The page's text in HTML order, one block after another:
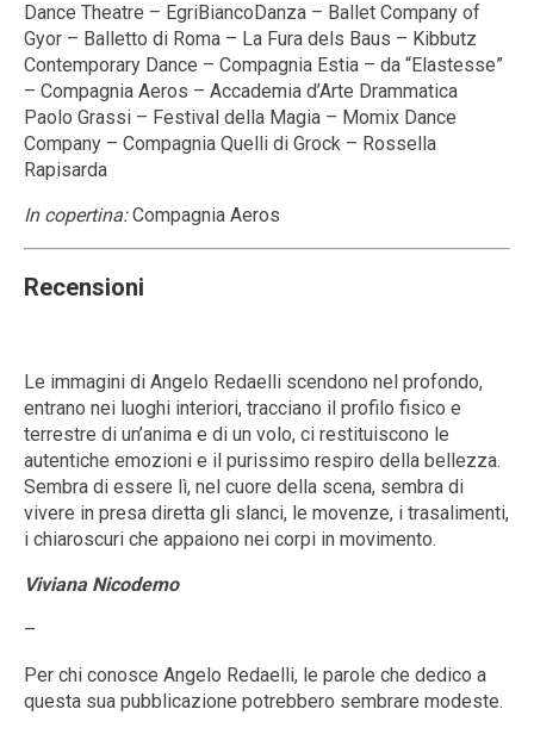
Dance Theatre – EgriBiancoDanza – Ballet Company of
Gyor – Balletto di Roma – La Fura dels Baus – Kibbutz
Contemporary Dance – Compagnia Estia – da “Elastesse”
– Compagnia Aeros – Accademia d’Arte Drammatica
Paolo Grassi – Festival della Magia – Momix Dance
Company – Compagnia Quelli di Grock – Rossella
Rapisarda
In copertina:Compagnia Aeros
Recensioni
Le immagini di Angelo Redaelli scendono nel profondo,
entrano nei luoghi interiori, tracciano il profilo fisico e
terrestre di un’anima e di un volo, ci restituiscono le
autentiche emozioni e il purissimo respiro della bellezza.
Sembra di essere lì, nel cuore della scena, sembra di
vivere in presa diretta gli slanci, le movenze, i trasalimenti,
i chiaroscuri che appaiono nei corpi in movimento.
Viviana Nicodemo
–
Per chi conosce Angelo Redaelli, le parole che dedico a
questa sua pubblicazione potrebbero sembrare modeste.